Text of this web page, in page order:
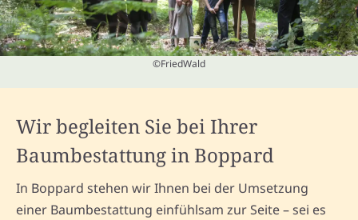
©FriedWald
Wir begleiten Sie bei Ihrer
Baumbestattung in Boppard
In Boppard stehen wir Ihnen bei der Umsetzung
einer Baumbestattung einfühlsam zur Seite – sei es